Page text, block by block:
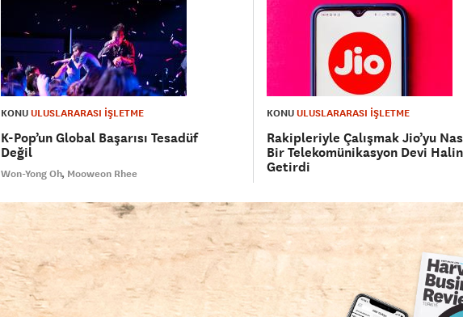
KONUULUSLARARASI İŞLETME
K-Pop’un Global Başarısı Tesadüf
Değil
Won-Yong Oh Mooweon Rhee
KONUULUSLARARASI İŞLETME
Rakipleriyle Çalışmak Jio’yu
Bir Telekomünikasyon Devi
Getirdi